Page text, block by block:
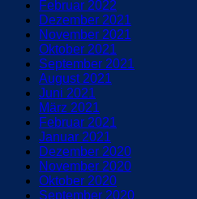
Februar 2022
Dezember 2021
November 2021
Oktober 2021
September 2021
August 2021
Juni 2021
März 2021
Februar 2021
Januar 2021
Dezember 2020
November 2020
Oktober 2020
September 2020